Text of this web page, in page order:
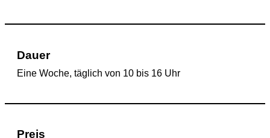
Dauer
Eine Woche, täglich von 10 bis 16 Uhr
Preis